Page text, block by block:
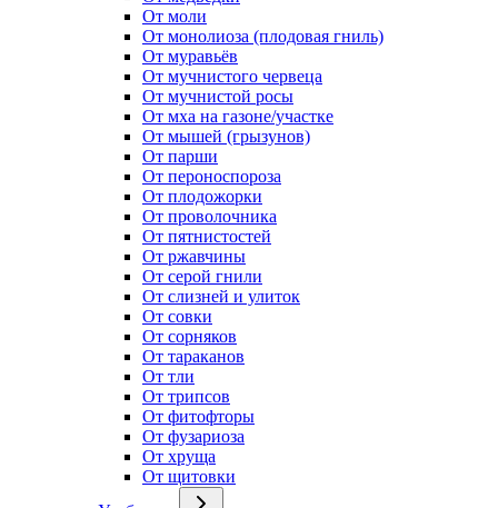
От моли
От монолиоза (плодовая гниль)
От муравьёв
От мучнистого червеца
От мучнистой росы
От мха на газоне/участке
От мышей (грызунов)
От парши
От пероноспороза
От плодожорки
От проволочника
От пятнистостей
От ржавчины
От серой гнили
От слизней и улиток
От совки
От сорняков
От тараканов
От тли
От трипсов
От фитофторы
От фузариоза
От хруща
От щитовки